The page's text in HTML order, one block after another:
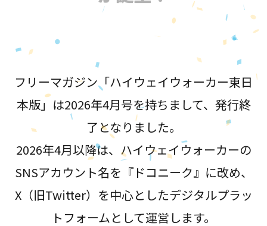
フリーマガジン「ハイウェイウォーカー東日
本版」は2026年4月号を持ちまして、発行終
了となりました。
2026年4月以降は、ハイウェイウォーカーの
SNSアカウント名を『ドコニーク』に改め、
X（旧Twitter）を中心としたデジタルプラッ
トフォームとして運営します。